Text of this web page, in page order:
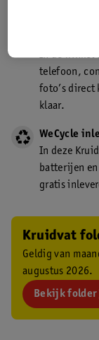
In de winkel
telefoon,
foto’s direct
klaar.
WeCycle
In deze
batterijen en
gratis
Kruidvat
Geldig van
augustus 2026.
Bekijk folder